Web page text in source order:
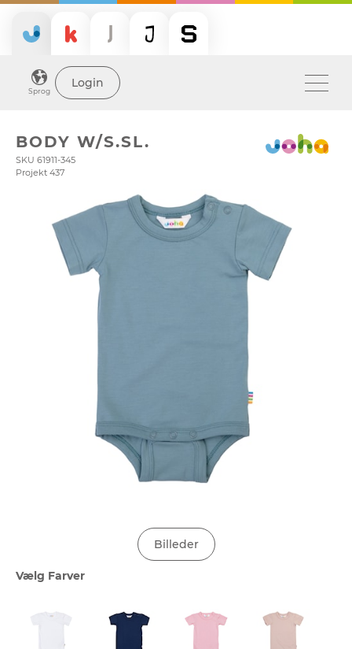
Sprog
Login
BODY W/S.SL.
SKU 61911-345
Projekt 437
Billeder
Vælg Farver